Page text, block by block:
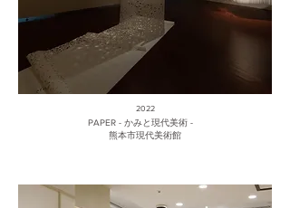
2022
PAPER - かみと現代美術 -
熊本市現代美術館